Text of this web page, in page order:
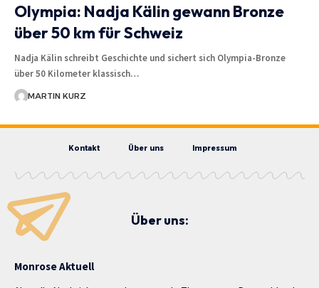
Olympia: Nadja Kälin gewann Bronze
über 50 km für Schweiz
Nadja Kälin schreibt Geschichte und sichert sich Olympia-Bronze
über 50 Kilometer klassisch…
MARTIN KURZ
Kontakt Über uns Impressum
Über uns:
Monrose Aktuell